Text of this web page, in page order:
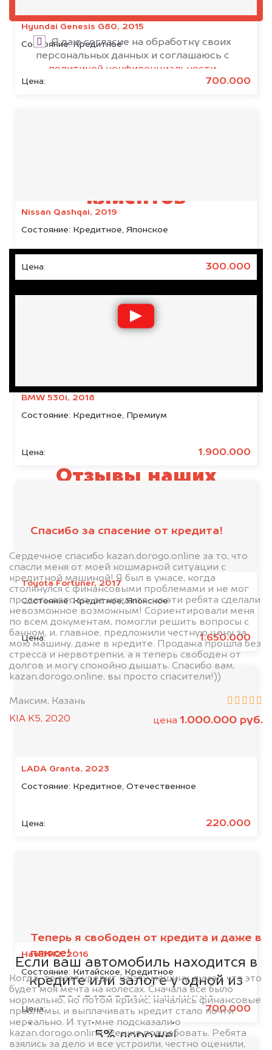
Hyundai Genesis G80, 2015
Состояние:Кредитное
Цена: 700.000
Nissan Qashqai, 2019
Состояние: Кредитное, Японское
Цена: 300.000
BMW 530i, 2018
Состояние: Кредитное, Премиум
Цена: 1.900.000
Toyota Fortuner, 2017
Состояние:Кредитное, Японское
Цена: 1.650.000
LADA Granta, 2023
Состояние: Кредитное, Отечественное
Цена: 220.000
Haval H2, 2016
Состояние: Китайское, Кредитное
Цена: 700.000
Я даю согласие на обработку своих
персональных данных и соглашаюсь с
политикой конфиденциальности
клиентов
Отзывы наших
Спасибо за спасение от кредита!
Сердечное спасибо kazan.dorogo.online за то, что
спасли меня от моей кошмарной ситуации с
кредитной машиной! Я был в ужасе, когда
столкнулся с финансовыми проблемами и не мог
продать авто из-за кредита, но эти ребята сделали
невозможное возможным! Сориентировали меня
по всем документам, помогли решить вопросы с
банком, и, главное, предложили честную цену за
мою машину, даже в кредите. Продажа прошла без
стресса и нервотрепки, а я теперь свободен от
долгов и могу спокойно дышать. Спасибо вам,
kazan.dorogo.online, вы просто спасители!))
Максим, Казань
KIA K5, 2020
цена 1.000.000 руб.
Теперь я свободен от кредита и даже в
плюсе!
Когда-то взял кредит на эту машину, думал, что это
будет моя мечта на колесах. Сначала все было
нормально, но потом кризис, начались финансовые
проблемы, и выплачивать кредит стало почти
нереально. И тут мне подсказали о
kazan.dorogo.online. Решил попробовать. Ребята
взялись за дело и все устроили, честно оценили,
банками
Если ваш автомобиль находится в
кредите или залоге у одной из
представленных ниже
организаций, то мы купим его на
5% дороже!